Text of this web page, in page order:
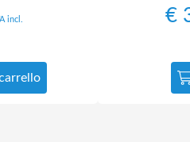
incl. €